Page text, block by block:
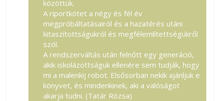
közöttük.
A riportkötet a négy és fél év
megpróbáltatásairól és a hazatérés utáni
kitaszítottságukról és megfélemlítettségükről
szól.
A rendszerváltás után felnőtt egy generáció,
akik iskolázottságuk ellenére sem tudják, hogy
mi a malenkij robot. Elsősorban nekik ajánljuk e
könyvet, és mindenkinek, aki a valóságot
akarja tudni. (Tatár Rózsa)